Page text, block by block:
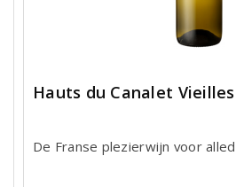
Hauts du Canalet
De Franse plezierwijn voor